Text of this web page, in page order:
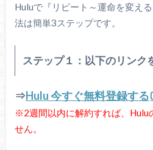
Huluで『リピート～運命を変え
法は簡単3ステップです。
ステップ１：以下のリンク
⇒Hulu 今すぐ無料登録する
※2週間以内に解約すれば、Hulu
せん。